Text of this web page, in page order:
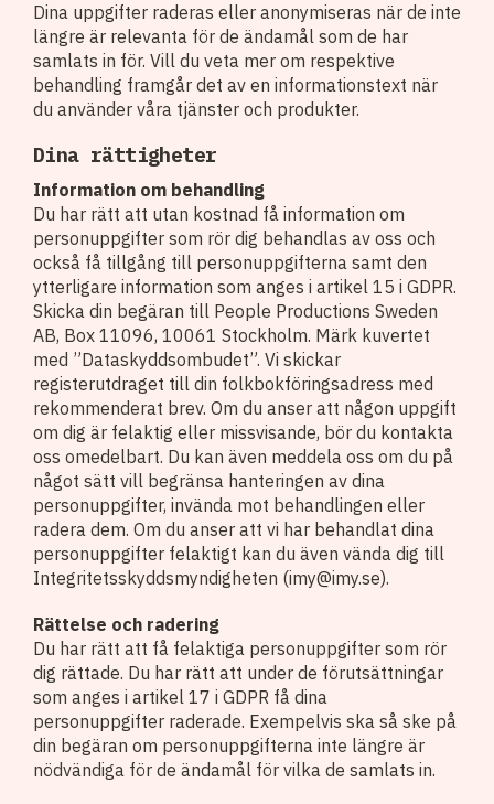
Dina uppgifter raderas eller anonymiseras när de inte
längre är relevanta för de ändamål som de har
samlats in för. Vill du veta mer om respektive
behandling framgår det av en informationstext när
du använder våra tjänster och produkter.
Dina rättigheter
Information om behandling
Du har rätt att utan kostnad få information om
personuppgifter som rör dig behandlas av oss och
också få tillgång till personuppgifterna samt den
ytterligare information som anges i artikel 15 i GDPR.
Skicka din begäran till People Productions Sweden
AB, Box 11096, 10061 Stockholm. Märk kuvertet
med ”Dataskyddsombudet”. Vi skickar
registerutdraget till din folkbokföringsadress med
rekommenderat brev. Om du anser att någon uppgift
om dig är felaktig eller missvisande, bör du kontakta
oss omedelbart. Du kan även meddela oss om du på
något sätt vill begränsa hanteringen av dina
personuppgifter, invända mot behandlingen eller
radera dem. Om du anser att vi har behandlat dina
personuppgifter felaktigt kan du även vända dig till
Integritetsskyddsmyndigheten (imy@imy.se).
Rättelse och radering
Du har rätt att få felaktiga personuppgifter som rör
dig rättade. Du har rätt att under de förutsättningar
som anges i artikel 17 i GDPR få dina
personuppgifter raderade. Exempelvis ska så ske på
din begäran om personuppgifterna inte längre är
nödvändiga för de ändamål för vilka de samlats in.